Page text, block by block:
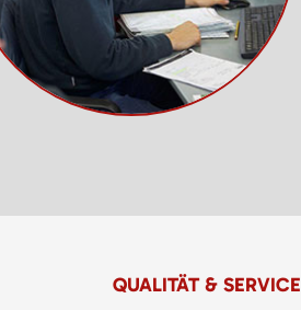
QUALITÄT & SERVICE